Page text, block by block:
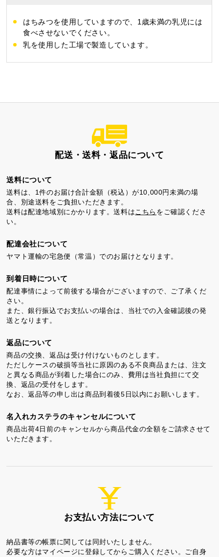
プライバシーポリシー
特定商取引法に基づく表記
はちみつを使用していますので、1歳未満の乳児には
食べさせないでください。
乳を使用した工場で製造しています。
配送・送料・返品について
送料について
送料は、1件のお届け合計金額（税込）が10,000円未満の場
合、別途送料をご負担いただきます。
送料は配達地域別にかかります。送料はこちら をご確認くださ
い。
配達会社について
ヤマト運輸の宅急便（常温）でのお届けとなります。
到着日時について
配達事情によって前後する場合がございますので、ご了承くだ
さい。
また、銀行振込でお支払いの場合は、当社での入金確認後の発
送となります。
返品について
商品の交換、返品は受け付けないものとします。
ただしケースの破損等当社に原因のある不良商品または、注文
と異なる商品が到着した場合にのみ、費用は当社負担にて交
換、返品の受付をします。
なお、返品等の申し出は商品到着後5日以内にお願いします。
名入れカステラのキャンセルについて
商品出荷4日前のキャンセルから商品代金の全額をご請求させて
いただきます。
お支払い方法について
納品書等の帳票に関しては同封いたしません。
必要な方はマイページに登録してからご購入ください。ご自身